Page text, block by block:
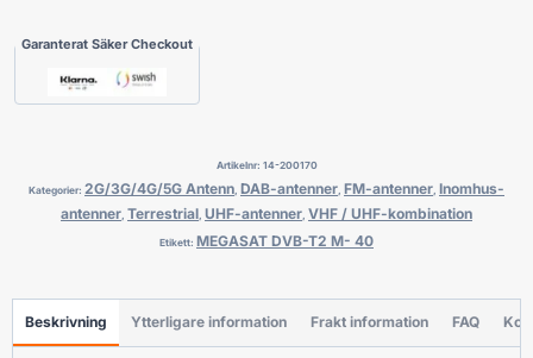
Garanterat Säker Checkout
Artikelnr: 14-200170
Kategorier: 2G/3G/4G/5G Antenn, DAB-antenner, FM-antenner, Inomhus-
antenner, Terrestrial, UHF-antenner, VHF / UHF-kombination
Etikett: MEGASAT DVB-T2 M- 40
Beskrivning Ytterligare information Frakt information FAQ